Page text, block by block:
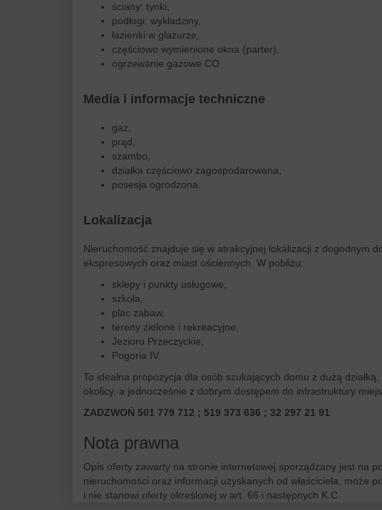
ściany: tynki,
podłogi: wykładziny,
łazienki w glazurze,
częściowo wymienione okna (parter),
ogrzewanie gazowe CO.
Media i informacje techniczne
gaz,
prąd,
szambo,
działka częściowo zagospodarowana,
posesja ogrodzona.
Lokalizacja
Nieruchomość znajduje się w atrakcyjnej lokalizacji z dogodnym
ekspresowych oraz miast ościennych. W pobliżu:
sklepy i punkty usługowe,
szkoła,
plac zabaw,
tereny zielone i rekreacyjne,
Jezioro Przeczyckie,
Pogoria IV.
To idealna propozycja dla osób szukających domu z dużą działką,
okolicy, a jednocześnie z dobrym dostępem do infrastruktury
ZADZWOŃ 501 779 712 ; 519 373 636 ; 32 297 21 91
Nota prawna
Opis oferty zawarty na stronie internetowej sporządzany jest na
nieruchomości oraz informacji uzyskanych od właściciela, może
i nie stanowi oferty określonej w art. 66 i następnych K.C.